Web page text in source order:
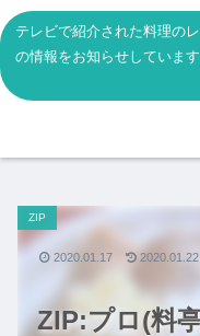
テレビで紹介された料理の
の情報をお知らせしていま
ZIP:プロ(料
ZIP
2020.01.17 2020.01.22